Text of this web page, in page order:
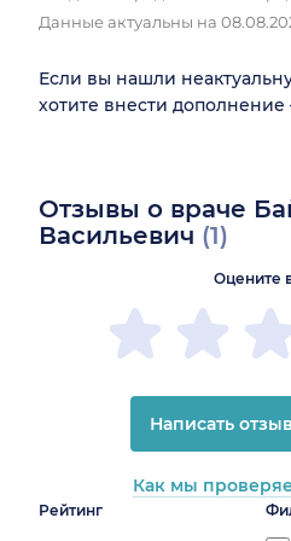
Данные актуальны на
Если вы нашли
хотите внести
Отзывы о враче
Васильевич (1)
Рейтинг
Оцените
Написать отзыв
Как мы